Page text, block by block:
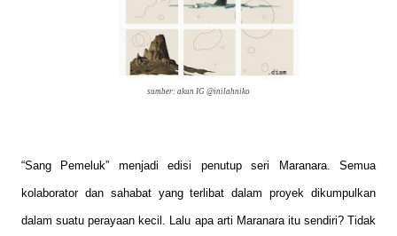
sumber: akun IG @inilahniko
“Sang Pemeluk” menjadi edisi penutup seri Maranara. Semua
kolaborator dan sahabat yang terlibat dalam proyek dikumpulkan
dalam suatu perayaan kecil. Lalu apa arti Maranara itu sendiri? Tidak